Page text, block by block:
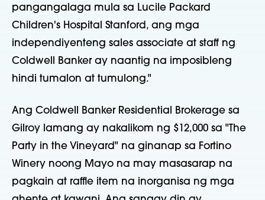
pangangalaga mula sa Lucile Packard
Children's Hospital Stanford, ang mga
independiyenteng sales associate at staff ng
Coldwell Banker ay naantig na imposibleng
hindi tumalon at tumulong."
Ang Coldwell Banker Residential Brokerage sa
Gilroy lamang ay nakalikom ng $12,000 sa "The
Party in the Vineyard" na ginanap sa Fortino
Winery noong Mayo na may masasarap na
pagkain at raffle item na inorganisa ng mga